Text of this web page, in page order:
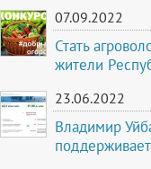
07.09.2022
Стать
жители
23.06.2022
Владимир